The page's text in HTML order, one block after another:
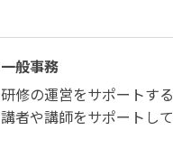
一般事務
研修の運営をサポートす
講者や講師をサポートして